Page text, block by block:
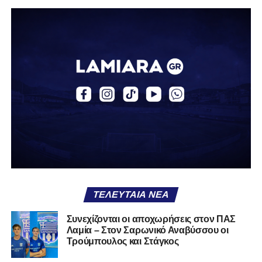
Αστέρας Σταυρού
Α.Ο. Θήβα
Α.Ο. Καρύστου
Κιθαιρών
Α.Ε. Μαλεσίνας
Α.Ο. Νέας Αρτάκης
Α.Ε. Προποντίς Χαλκίδας
Ταμυναϊκός Αλιβερίου
ΤΕΛΕΥΤΑΊΑ ΝΈΑ
Συνεχίζονται οι αποχωρήσεις στον ΠΑΣ
Λαμία – Στον Σαρωνικό Αναβύσσου οι
Τρούμπουλος και Στάγκος